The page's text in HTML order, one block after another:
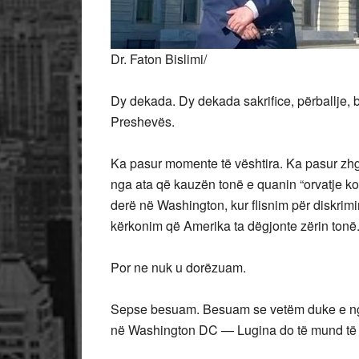
Dr. Faton Bislimi/
Dy dekada. Dy dekada sakrifice,
Preshevës.
Ka pasur momente të vështira. Ka pasur
nga ata që kauzën tonë e quanin “orvatje
derë në Washington, kur flisnim për
kërkonim që Amerika ta dëgjonte zërin tonë.
Por ne nuk u dorëzuam.
Sepse besuam. Besuam se vetëm duke e
në Washington DC — Lugina do të mund